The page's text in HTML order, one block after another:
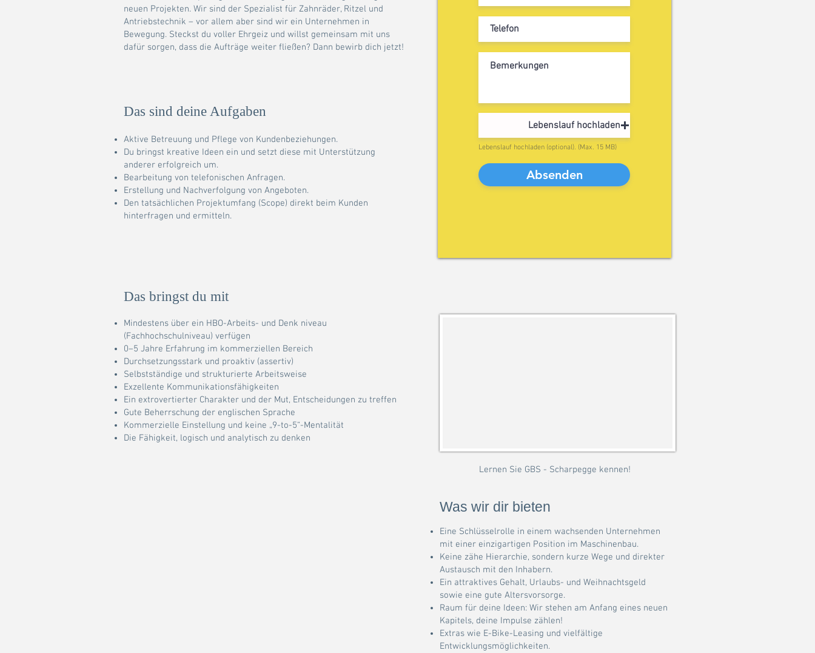
neuen Projekten. Wir sind der Spezialist für Zahnräder, Ritzel und
Antriebstechnik – vor allem aber sind wir ein Unternehmen in
Bewegung. Steckst du voller Ehrgeiz und willst gemeinsam mit uns
dafür sorgen, dass die Aufträge weiter fließen? Dann bewirb dich jetzt!
Das sind deine Aufgaben
Aktive Betreuung und Pflege von Kundenbeziehungen.
Du bringst kreative Ideen ein und setzt diese mit Unterstützung
anderer erfolgreich um.
Bearbeitung von telefonischen Anfragen.
Erstellung und Nachverfolgung von Angeboten.
Den tatsächlichen Projektumfang (Scope) direkt beim Kunden
hinterfragen und ermitteln.
Lebenslauf hochladen
Lebenslauf hochladen (optional). (Max. 15 MB)
Absenden
Das bringst du mit
Mindestens über ein HBO-Arbeits- und Denk niveau
(Fachhochschulniveau) verfügen
0–5 Jahre Erfahrung im kommerziellen Bereich
Durchsetzungsstark und proaktiv (assertiv)
Selbstständige und strukturierte Arbeitsweise
Exzellente Kommunikationsfähigkeiten
Ein extrovertierter Charakter und der Mut, Entscheidungen zu treffen
Gute Beherrschung der englischen Sprache
Kommerzielle Einstellung und keine „9-to-5“-Mentalität
Die Fähigkeit, logisch und analytisch zu denken
Lernen Sie GBS - Scharpegge kennen!
Was wir dir bieten
Eine Schlüsselrolle in einem wachsenden Unternehmen
mit einer einzigartigen Position im Maschinenbau.
Keine zähe Hierarchie, sondern kurze Wege und direkter
Austausch mit den Inhabern.
Ein attraktives Gehalt, Urlaubs- und Weihnachtsgeld
sowie eine gute Altersvorsorge.
Raum für deine Ideen: Wir stehen am Anfang eines neuen
Kapitels, deine Impulse zählen!
Extras wie E-Bike-Leasing und vielfältige
Entwicklungsmöglichkeiten.